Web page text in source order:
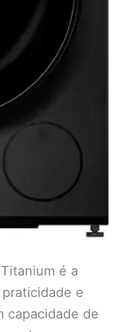
é a
e
capacidade de